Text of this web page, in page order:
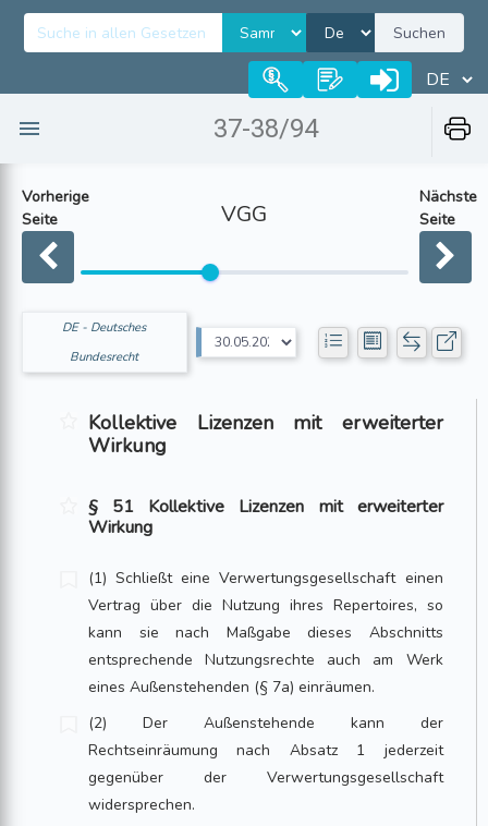
Suchen
37-38/94
Vorherige
Seite
VGG
Nächste
Seite
DE - Deutsches
Bundesrecht
Kollektive Lizenzen mit erweiterter
Wirkung
§ 51 Kollektive Lizenzen mit erweiterter
Wirkung
(1) Schließt eine Verwertungsgesellschaft einen
Vertrag über die Nutzung ihres Repertoires, so
kann sie nach Maßgabe dieses Abschnitts
entsprechende Nutzungsrechte auch am Werk
eines Außenstehenden (§ 7a) einräumen.
(2) Der Außenstehende kann der
Rechtseinräumung nach Absatz 1 jederzeit
gegenüber der Verwertungsgesellschaft
widersprechen.